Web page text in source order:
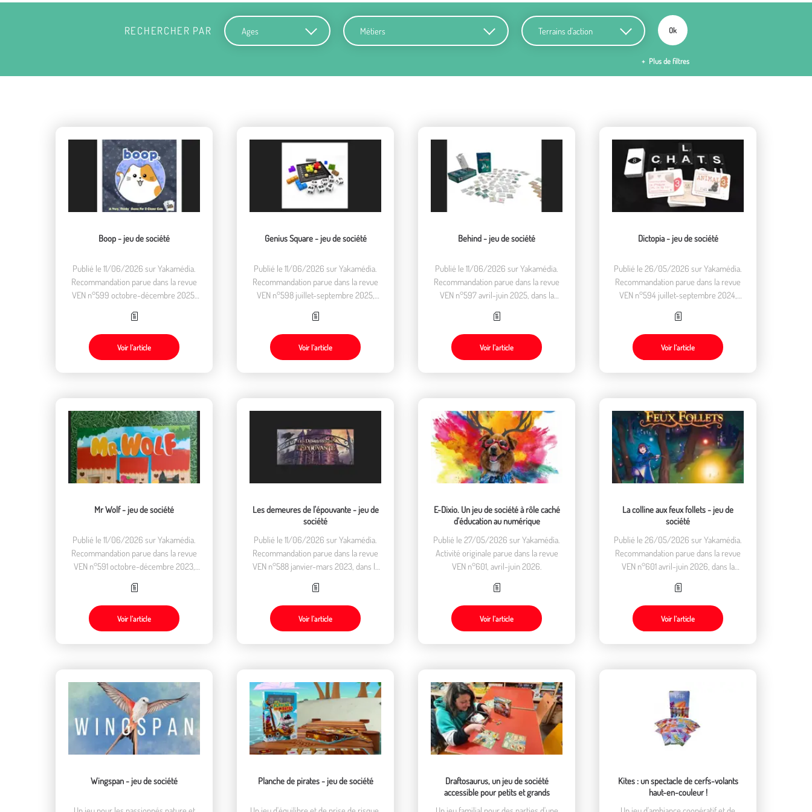
RECHERCHER PAR
Ages Métiers Terrains d'action
Ok
Plus de filtres
Boop - jeu de société
Publié le 11/06/2026 sur Yakamédia.
Recommandation parue dans la revue
VEN n°599 octobre-décembre 2025,
écouter".
Voir l’article
Genius Square - jeu de société
Publié le 11/06/2026 sur Yakamédia.
Recommandation parue dans la revue
VEN n°598 juillet-septembre 2025,
écouter".
Voir l’article
Behind - jeu de société
Publié le 11/06/2026 sur Yakamédia.
Recommandation parue dans la revue
VEN n°597 avril-juin 2025, dans la
Voir l’article
Dictopia - jeu de société
Publié le 26/05/2026 sur Yakamédia.
Recommandation parue dans la revue
VEN n°594 juillet-septembre 2024,
écouter".
Voir l’article
Mr Wolf - jeu de société
Publié le 11/06/2026 sur Yakamédia.
Recommandation parue dans la revue
VEN n°591 octobre-décembre 2023,
écouter".
Voir l’article
Les demeures de l'épouvante - jeu de
société
Publié le 11/06/2026 sur Yakamédia.
Recommandation parue dans la revue
VEN n°588 janvier-mars 2023, dans la
Voir l’article
E-Dixio. Un jeu de société à rôle caché
d'éducation au numérique
Publié le 27/05/2026 sur Yakamédia.
Activité originale parue dans la revue
VEN n°601, avril-juin 2026.
Voir l’article
La colline aux feux follets - jeu de
société
Publié le 26/05/2026 sur Yakamédia.
Recommandation parue dans la revue
VEN n°601 avril-juin 2026, dans la
Voir l’article
Wingspan - jeu de société Planche de pirates - jeu de société
Draftosaurus, un jeu de société
accessible pour petits et grands
Kites : un spectacle de cerfs-volants
haut-en-couleur !